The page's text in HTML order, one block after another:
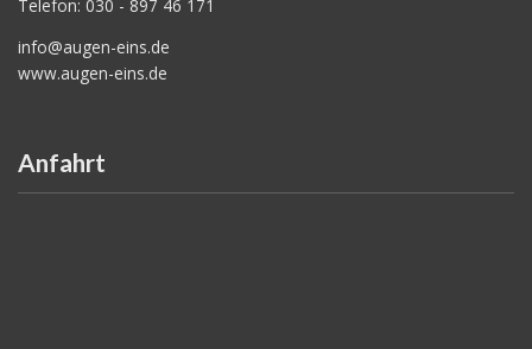
Telefon: 030 - 897 46 171
info@augen-eins.de
www.augen-eins.de
Anfahrt